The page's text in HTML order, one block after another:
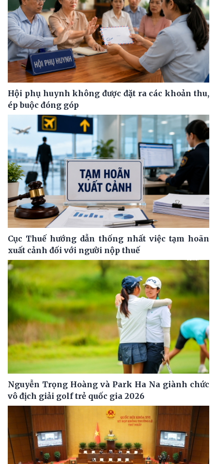
Hội phụ huynh không được đặt ra các khoản thu,
ép buộc đóng góp
Cục Thuế hướng dẫn thống nhất việc tạm hoãn
xuất cảnh đối với người nộp thuế
Nguyễn Trọng Hoàng và Park Ha Na giành chức
vô địch giải golf trẻ quốc gia 2026